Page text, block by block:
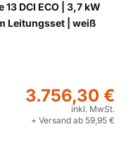
DCI ECO | 3,7 kW
Leitungsset | weiß
3.756,30 €
inkl. MwSt.
+ Versand ab 59,95 €